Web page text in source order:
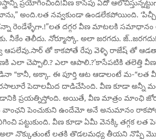
ప్రయోగించింది!వీణ కాసేపు ఏదో
అంది.లత నవ్వకుండా ఉండలేకపోయింది.
నాకన్నా రెండేళ్ళేగా.!”లత దగ్గర వీణ మాటలకి
నీకేం తెలీదు. నోర్మూస్కో. అలా జరగదు.
ఆపలేవు.సార్ తో కాకపోతే రేపు వెళ్ళి రాజేష్ తో
ఎలా చెప్పాలి.? ఎలా ఆపాలి.?’కాసేపటికి తలెత్తి వీణని
“కానీ, అక్కా. ఈ పూర్తి ఆట ఆడాలంటే మ-“లత
రసాలూరే పెదాలమీద దాడిచేసింది. వీణ కూడా
ప్రయత్నిస్తోంది. అయితే, వీణ మాత్రం మాంఛి
పెంచుకుని ఉందేమో అనే అనుమానం
పట్టుకుంది. వీణ కూడా ఏమీ వెనక్కి తగ్గక
నొక్కుతుంటే లతకి తొడలమధ్య తీయని నొప్పి